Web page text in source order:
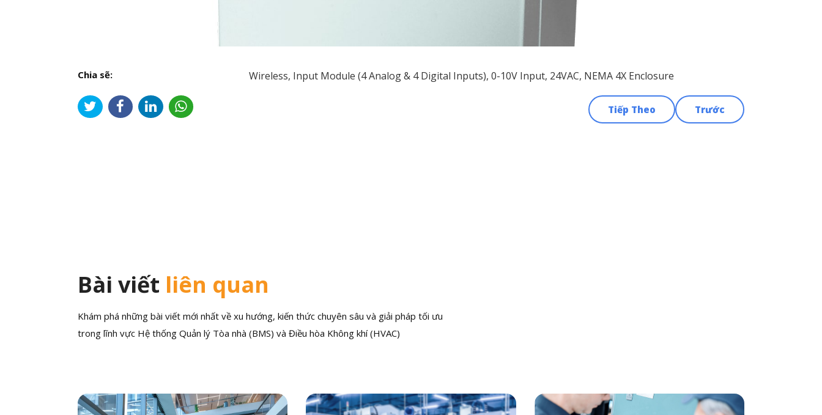
Chia sẽ: Wireless, Input Module (4 Analog & 4 Digital Inputs), 0-10V Input, 24VAC, NEMA 4X Enclosure
Trước
Tiếp Theo
Bài viết liên quan
Khám phá những bài viết mới nhất về xu hướng, kiến thức chuyên sâu và giải pháp tối ưu
trong lĩnh vực Hệ thống Quản lý Tòa nhà (BMS) và Điều hòa Không khí (HVAC)